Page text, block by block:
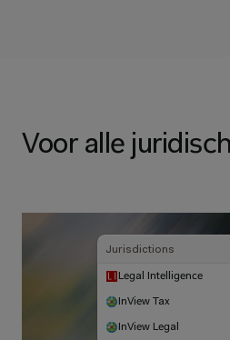
Voor alle
Jurisdictions
Legal Intelligence
InView Tax
InView Legal